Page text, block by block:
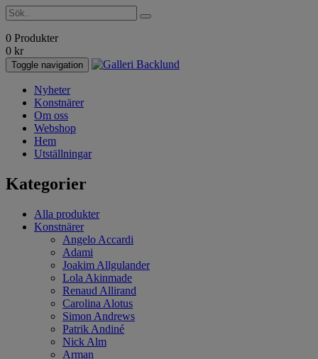
0 Produkter
0 kr
Toggle navigation
Nyheter
Konstnärer
Om oss
Webshop
Hem
Utställningar
Kategorier
Alla produkter
Konstnärer
Angelo Accardi
Adami
Joakim Allgulander
Lola Akinmade
Renaud Allirand
Carolina Alotus
Simon Andrews
Patrik Andiné
Nick Alm
Arman